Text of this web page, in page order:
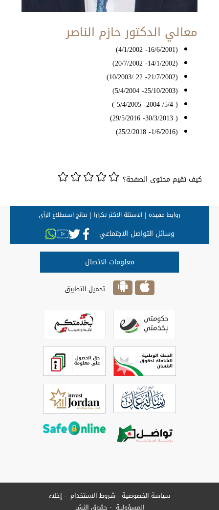
معالي الدكتور حازم الناصر
(16/6/2001- 4/1/2002)
(14/1/2002- 20/7/2002)
(21/7/2002- 22 /10/2003)
(25/10/2003- 5/4/2004)
( 5/4/ 2004- 5/4/2005 )
( 30/3/2013- 29/5/2016)
(1/6/2016- 25/2/2018)
كيف تقيم محتوى الصفحة؟
روابط مفيدة الاسئلة الاكثر تكرارا نتائج استطلاع الرأي
وسائل التواصل الاجتماعي
معلومات الاتصال
تحميل التطبيق
سياسة الخصوصية شروط الاستخدام
إخلاء
المسؤولية
حقوق النشر